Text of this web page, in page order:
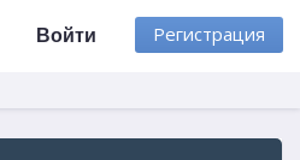
Регистрация
Войти